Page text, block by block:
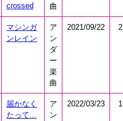
crossed
曲
マシンガ
ンレイン
ア
ン
ダ
ー
楽
曲
2021/09/22 2
届かなく
たって...
ア
ン
2022/03/23 1